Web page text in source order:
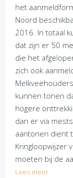
het
Noord
2016. In totaal
dat zijn er 50
die het
zich ook
kunnen tonen
hogere
dan er via
aantonen dient
Kringloopwijzer
moeten bij de
Lees meer